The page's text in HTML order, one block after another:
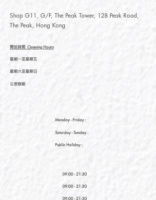
Shop G11, G/F, The Peak Tower, 128 Peak Road,
The Peak, Hong Kong
開放時間 Opening Hours
星期一至星期五
星期六至星期日
公眾假期
Monday - Friday :
Saturday- Sunday :
Public Holiday :
09:00 - 21:30
09:00 - 21:30
09:00 - 21:30